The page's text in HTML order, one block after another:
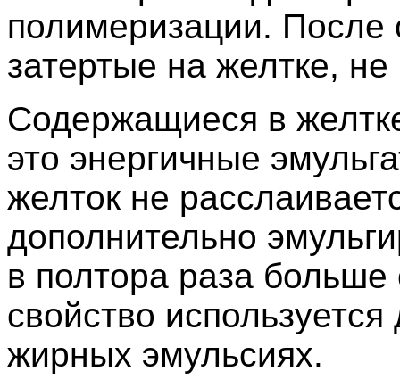
полимеризации. После
затертые на желтке,
Содержащиеся в
это энергичные
желток не
дополнительно
в полтора раза
свойство
жирных эмульсиях.